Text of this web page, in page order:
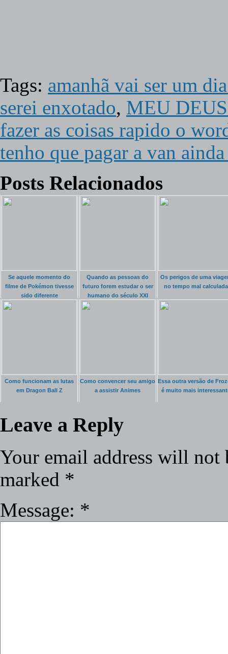
Tags: amanhã vai ser um
serei enxotado, MEU
fazer as coisas rapido o
tenho que pagar a van
Posts Relacionados
Se aquele momento do
filme de Pokémon tivesse
sido diferente
Quando as pessoas do
futuro forem estudar o ser
humano do século XXI
Os perigos de uma
no tempo mal calculada
Como funcionam as lutas
em Dragon Ball Z
Como convencer seu amigo
a assistir Animes
Essa outra versão de
é muito mais
Leave a Reply
Your email address will not
marked *
Message: *